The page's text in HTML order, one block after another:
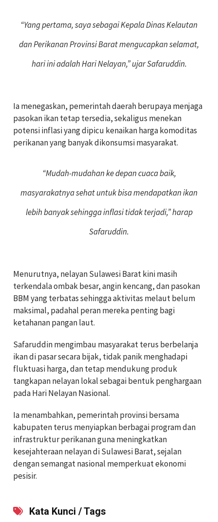
“Yang pertama, saya sebagai Kepala Dinas Kelautan
dan Perikanan Provinsi Barat mengucapkan selamat,
hari ini adalah Hari Nelayan,” ujar Safaruddin.
Ia menegaskan, pemerintah daerah berupaya menjaga
pasokan ikan tetap tersedia, sekaligus menekan
potensi inflasi yang dipicu kenaikan harga komoditas
perikanan yang banyak dikonsumsi masyarakat.
“Mudah-mudahan ke depan cuaca baik,
masyarakatnya sehat untuk bisa mendapatkan ikan
lebih banyak sehingga inflasi tidak terjadi,” harap
Safaruddin.
Menurutnya, nelayan Sulawesi Barat kini masih
terkendala ombak besar, angin kencang, dan pasokan
BBM yang terbatas sehingga aktivitas melaut belum
maksimal, padahal peran mereka penting bagi
ketahanan pangan laut.
Safaruddin mengimbau masyarakat terus berbelanja
ikan di pasar secara bijak, tidak panik menghadapi
fluktuasi harga, dan tetap mendukung produk
tangkapan nelayan lokal sebagai bentuk penghargaan
pada Hari Nelayan Nasional.
Ia menambahkan, pemerintah provinsi bersama
kabupaten terus menyiapkan berbagai program dan
infrastruktur perikanan guna meningkatkan
kesejahteraan nelayan di Sulawesi Barat, sejalan
dengan semangat nasional memperkuat ekonomi
pesisir.
Kata Kunci / Tags